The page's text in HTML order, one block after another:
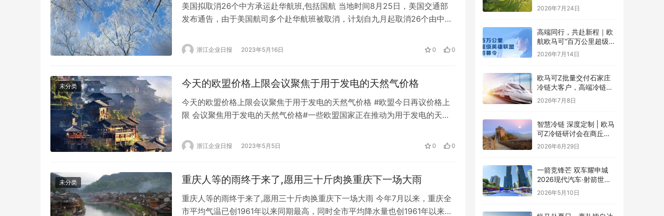
美国拟取消26个中方承运赴华航班,包括国航 当地时间8月25日，美国交通部
发布通告，由于美国航司多个赴华航班被取消，计划自九月起取消26个由中国
不应求的中美航线航班运力将再遭削减，除了影响几家中方航空公司的收益，
浙江企业日报 2023年5月16日 0 0
未分类 今天的欧盟价格上限会议聚焦于用于发电的天然气价格
今天的欧盟价格上限会议聚焦于用于发电的天然气价格 #欧盟今日再议价格上
限 会议聚焦用于发电的天然气价格#一些欧盟国家正在推动为用于发电的天然
或向外国消费者提供电力补贴。据知情人士透露，欧盟委员会是在当地时间周
二重要的能源部长级会议之前发出上述警告的。这位知情人士还表示，欧盟的
浙江企业日报 2023年5月5日 0 0
未分类 重庆人等的雨终于来了,愿用三十斤肉换重庆下一场大雨
重庆人等的雨终于来了,愿用三十斤肉换重庆下一场大雨 今年7月以来，重庆全
市平均气温已创1961年以来同期最高，同时全市平均降水量也创1961年以来历
2026年7月24日
高端同行，共赴新程｜欧
航欧马可“百万公里超级英
雄联盟”全球招募正式启动
2026年7月14日
欧马可Z批量交付石家庄
冷链大客户，高端冷链运
力赋能京津冀“鲜”锋物流
2026年7月8日
智慧冷链 深度定制 | 欧马
可Z冷链研讨会在商丘举
行，新能源纯电平台赋能
冷链物流行业升级
2026年6月29日
一箭竞锋芒 双车耀申城
2026现代汽车·射箭世界
杯赛上海站圆满落幕
2026年5月10日